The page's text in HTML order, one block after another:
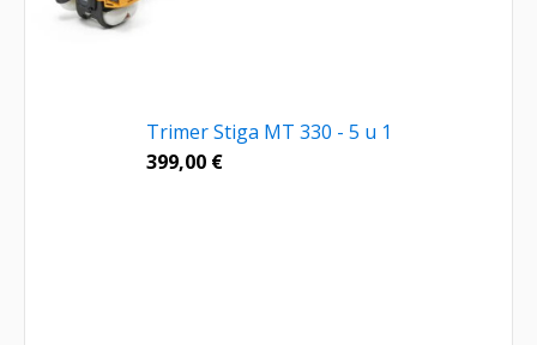
Trimer Stiga MT 330 - 5 u 1
399,00 €